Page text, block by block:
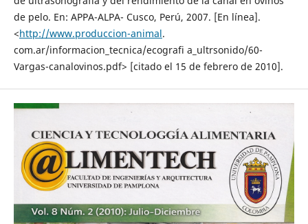
de pelo. En: APPA-ALPA- Cusco, Perú, 2007. [En línea].
<http://www.produccion-animal.
com.ar/informacion_tecnica/ecografi a_ultrsonido/60-
Vargas-canalovinos.pdf> [citado el 15 de febrero de 2010].